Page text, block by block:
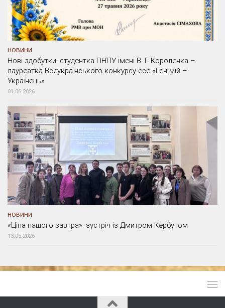
НОВИНИ
Нові здобутки: студентка ПНПУ імені В. Г. Короленка –
лауреатка Всеукраїнського конкурсу есе «Ген мій –
Українець»
01.06.2026
НОВИНИ
«Ціна нашого завтра»: зустріч із Дмитром Кербутом
13.05.2026